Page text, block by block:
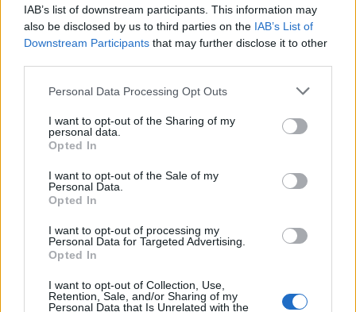
IAB’s list of downstream participants. This information may
also be disclosed by us to third parties on the IAB’s List of
Downstream Participants that may further disclose it to other
Please note that this website/app uses one or more Google
not limited to your visit or usage behaviour. You may click to
grant or deny consent to Google and its third-party tags to
use your data for below specified purposes in below Google
consent section.
Personal Data Processing Opt Outs
I want to opt-out of the Sharing of my
personal data.
Opted In
I want to opt-out of the Sale of my
Personal Data.
Opted In
I want to opt-out of processing my
Personal Data for Targeted Advertising.
Opted In
I want to opt-out of Collection, Use,
Retention, Sale, and/or Sharing of my
Personal Data that Is Unrelated with the
Continua a leggere
CALCIO